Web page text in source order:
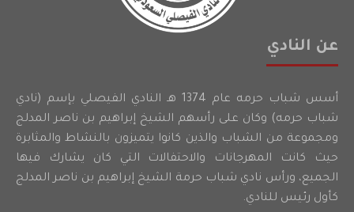
عن النادي
أسس شباب حرمه عام 1374 هـ النادي الفيصلي بإسم (نادي
شباب حرمه) وكان على رأسهم الشيخ إبراهيم بن ناصر المدلج
ومجموعة من الشباب والذين كانوا يتميزون بالنشاط والمثابرة
حيث كانت المهرجانات والاحتفالات التي كان يشارك فيها
الجميع، ورأس نادي شباب حرمة الشيخ إبراهيم بن ناصر المدلج
كأول رئيس للنادي.